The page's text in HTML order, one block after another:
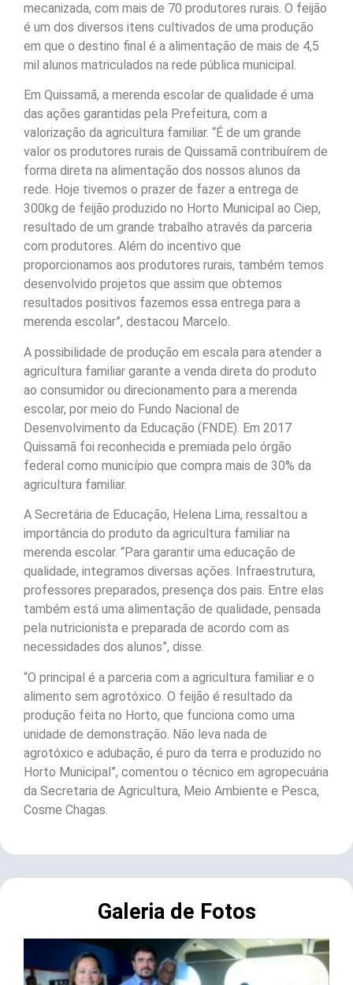
mecanizada, com mais de 70 produtores rurais. O feijão
é um dos diversos itens cultivados de uma produção
em que o destino final é a alimentação de mais de 4,5
mil alunos matriculados na rede pública municipal.
Em Quissamã, a merenda escolar de qualidade é uma
das ações garantidas pela Prefeitura, com a
valorização da agricultura familiar. “É de um grande
valor os produtores rurais de Quissamã contribuírem de
forma direta na alimentação dos nossos alunos da
rede. Hoje tivemos o prazer de fazer a entrega de
300kg de feijão produzido no Horto Municipal ao Ciep,
resultado de um grande trabalho através da parceria
com produtores. Além do incentivo que
proporcionamos aos produtores rurais, também temos
desenvolvido projetos que assim que obtemos
resultados positivos fazemos essa entrega para a
merenda escolar”, destacou Marcelo.
A possibilidade de produção em escala para atender a
agricultura familiar garante a venda direta do produto
ao consumidor ou direcionamento para a merenda
escolar, por meio do Fundo Nacional de
Desenvolvimento da Educação (FNDE). Em 2017
Quissamã foi reconhecida e premiada pelo órgão
federal como município que compra mais de 30% da
agricultura familiar.
A Secretária de Educação, Helena Lima, ressaltou a
importância do produto da agricultura familiar na
merenda escolar. “Para garantir uma educação de
qualidade, integramos diversas ações. Infraestrutura,
professores preparados, presença dos pais. Entre elas
também está uma alimentação de qualidade, pensada
pela nutricionista e preparada de acordo com as
necessidades dos alunos”, disse.
“O principal é a parceria com a agricultura familiar e o
alimento sem agrotóxico. O feijão é resultado da
produção feita no Horto, que funciona como uma
unidade de demonstração. Não leva nada de
agrotóxico e adubação, é puro da terra e produzido no
Horto Municipal”, comentou o técnico em agropecuária
da Secretaria de Agricultura, Meio Ambiente e Pesca,
Cosme Chagas.
Galeria de Fotos